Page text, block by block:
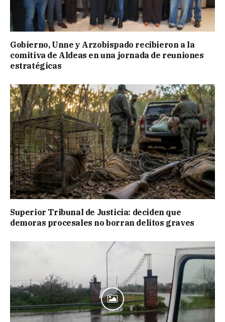
Gobierno, Unne y Arzobispado recibieron a la
comitiva de Aldeas en una jornada de reuniones
estratégicas
Superior Tribunal de Justicia: deciden que
demoras procesales no borran delitos graves